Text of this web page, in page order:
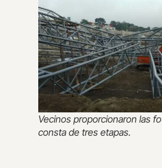
Vecinos proporcionaron las
consta de tres etapas.